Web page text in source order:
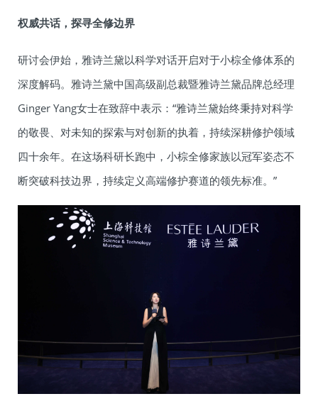
权威共话，探寻全修边界
研讨会伊始，雅诗兰黛以科学对话开启对于小棕全修体系的
深度解码。雅诗兰黛中国高级副总裁暨雅诗兰黛品牌总经理
Ginger Yang女士在致辞中表示：“雅诗兰黛始终秉持对科学
的敬畏、对未知的探索与对创新的执着，持续深耕修护领域
四十余年。在这场科研长跑中，小棕全修家族以冠军姿态不
断突破科技边界，持续定义高端修护赛道的领先标准。”